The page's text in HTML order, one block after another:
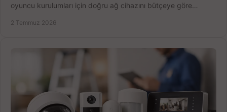
oyuncu kurulumları için doğru ağ cihazını bütçeye göre
2 Temmuz 2026